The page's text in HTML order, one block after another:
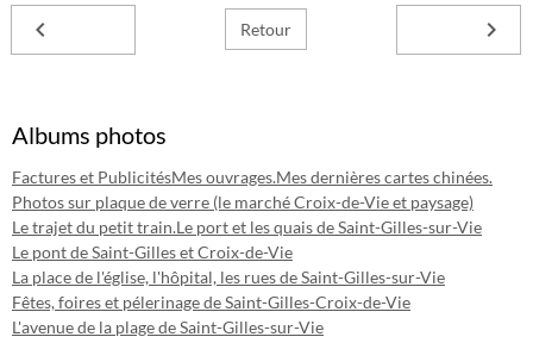
Retour
Albums photos
Factures et PublicitésMes ouvrages.Mes dernières cartes chinées.
Photos sur plaque de verre (le marché Croix-de-Vie et paysage)
Le trajet du petit train.Le port et les quais de Saint-Gilles-sur-Vie
Le pont de Saint-Gilles et Croix-de-Vie
La place de l'église, l'hôpital, les rues de Saint-Gilles-sur-Vie
Fêtes, foires et pélerinage de Saint-Gilles-Croix-de-Vie
L'avenue de la plage de Saint-Gilles-sur-Vie